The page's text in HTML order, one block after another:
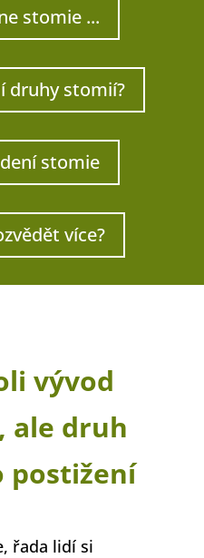
stomie ...
druhy stomií?
stomie
více?
vývod
ale druh
postižení
řada lidí si